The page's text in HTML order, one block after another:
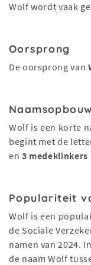
Wolf wordt vaak
Oorsprong
De oorsprong van
Naamsopbouw
Wolf is een korte
begint met de
en 3 medeklinkers
Populariteit
Wolf is een
de Sociale
namen van 2024.
de naam Wolf